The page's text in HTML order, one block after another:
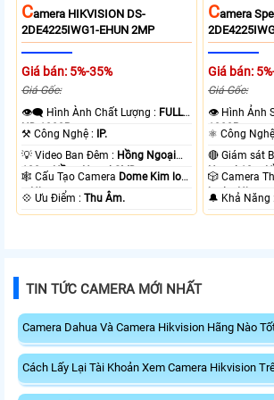
CAmera HIKVISION DS-
2DE4225IWG1-EHUN 2MP
Giá bán: 5%-35%
Giá Gốc:
👁️‍🗨 Hình Ành Chất Lượng : FULL
HD 1080P .
⚒ Công Nghệ :
IP.
💡 Video Ban Đêm : Hồng Ngoại
100m Hồng Ngoại SMD.
🕸️ Cấu Tạo Camera Dome Kim loại
+ Nhựa.
️💠 Ưu Điểm :Thu Âm.
CAmera
Giá bán:
Giá Gốc:
👁 Hình Ảnh
1080P .
Ngoại 10m
🎲 Camera
loại + Nhựa.
TIN TỨC CAMERA MỚI NHẤT
Camera Dahua Và Camera Hikvision Hãng Nào
Cách Lấy Lại Tài Khoản Xem Camera Hikvision